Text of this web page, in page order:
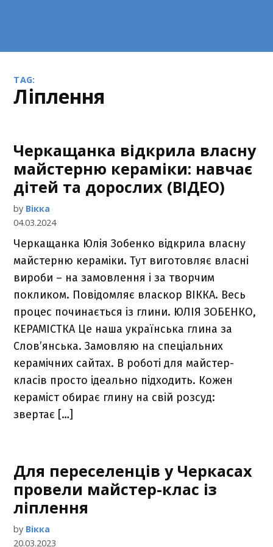
TAG:
ліплення
Черкащанка відкрила власну
майстерню кераміки: навчає
дітей та дорослих (ВІДЕО)
by Вікка
04.03.2024
Черкащанка Юлія Зобенко відкрила власну
майстерню кераміки. Тут виготовляє власні
вироби – на замовлення і за творчим
покликом. Повідомляє власкор ВІККА. Весь
процес починається із глини. ЮЛІЯ ЗОБЕНКО,
КЕРАМІСТКА Це наша українська глина за
Слов’янська. Замовляю на спеціальних
керамічних сайтах. В роботі для майстер-
класів просто ідеально підходить. Кожен
кераміст обирає глину на свій розсуд:
звертає […]
Для переселенців у Черкасах
провели майстер-клас із
ліплення
by Вікка
20.03.2023